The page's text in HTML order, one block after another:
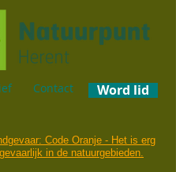
Contact Word lid
Code Oranje - Het is erg
in de natuurgebieden.